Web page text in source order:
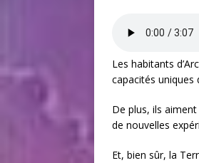
Les habitants
capacités uniques
De plus, ils
de nouvelles
Et, bien sûr, la